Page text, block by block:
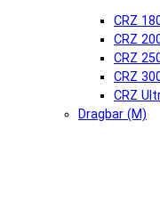
CRZ
CRZ
CRZ
CRZ
CRZ
Dragbar (М)